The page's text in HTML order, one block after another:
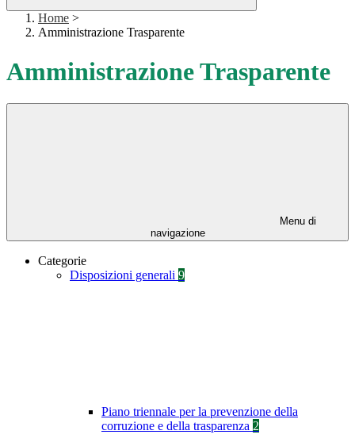
Home >
Amministrazione Trasparente
Amministrazione Trasparente
Menu di
navigazione
Categorie
Disposizioni generali 9
Piano triennale per la prevenzione della
corruzione e della trasparenza 2